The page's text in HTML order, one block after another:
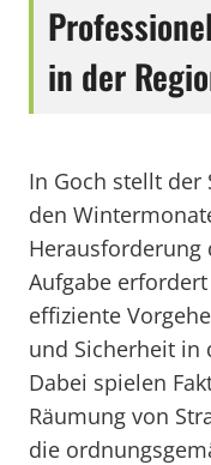
in der
In Goch stellt der
den
Herausforderung
Aufgabe
effiziente
und Sicherheit in
Dabei spielen
Räumung von
die